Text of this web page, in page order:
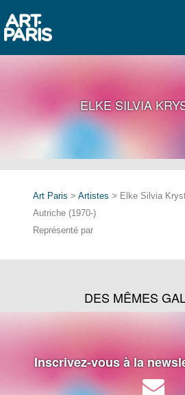
ELKE SILVIA
Art Paris > Artistes > Elke Silvia
Autriche (1970-)
Représenté par
DES MÊMES
Inscrivez-vous à la